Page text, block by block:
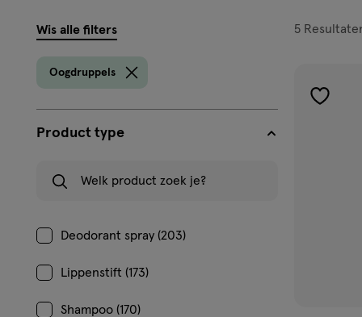
filters
Wis alle filters
Oogdruppels
Product type
Deodorant spray (203)
Lippenstift (173)
Shampoo (170)
5